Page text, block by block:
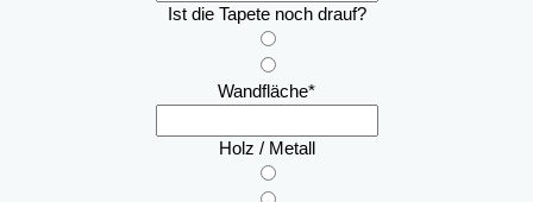
Ist die Tapete noch drauf?
Wandfläche*
Holz / Metall